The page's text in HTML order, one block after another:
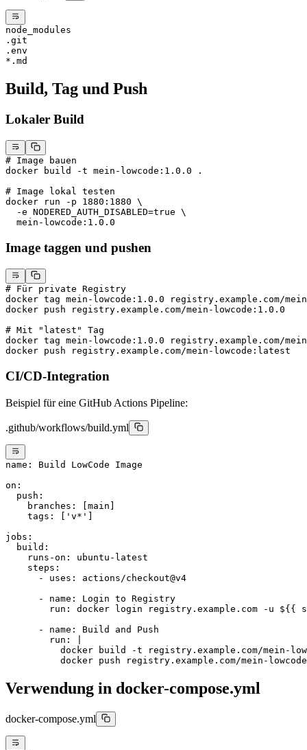
node_modules
.git
.env
*.md
Build, Tag und Push
Lokaler Build
# Image bauen
docker build -t mein-lowcode:1.0.0 .
# Image lokal testen
docker run -p 1880:1880 \
  -e
NODERED_AUTH_DISABLED=true \
  mein-lowcode:1.0.0
Image taggen und pushen
# Für private Registry
docker tag mein-lowcode:1.0.0 registry.example.com/
docker push registry.example.com/mein-lowcode:1.0.0
# Mit "latest" Tag
docker tag mein-lowcode:1.0.0 registry.example.com/
docker push registry.example.com/mein-lowcode:latest
CI/CD-Integration
Beispiel für eine GitHub Actions Pipeline:
.github/workflows/build.yml
name : Build LowCode Image
on :
  push
:
    branches
: [ main
    tags
: [ 'v*'
jobs :
  build
:
    runs-on
: ubuntu-latest
    steps
:
      -
uses : actions/checkout@v4
      -
name : Login to Registry
        run
: docker login registry.example.com -u ${{
      -
name : Build and Push
        run
:
docker build -t registry.example.com/mein-
docker push registry.example.com/mein-
Verwendung in docker-compose.yml
docker-compose.yml